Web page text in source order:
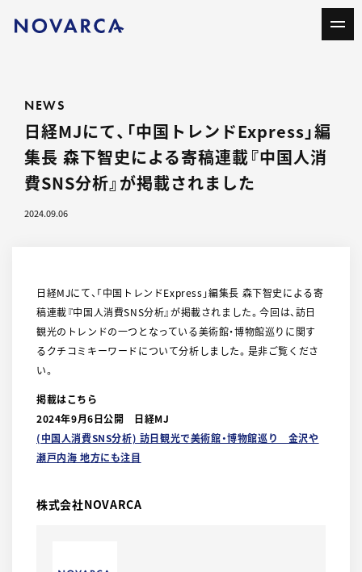
NEWS
日経MJにて、「中国トレンドExpress」編
集長 森下智史による寄稿連載『中国人消
費SNS分析』が掲載されました
2024.09.06
日経MJにて、「中国トレンドExpress」編集長 森下智史による寄
稿連載『中国人消費SNS分析』が掲載されました。今回は、訪日
観光のトレンドの一つとなっている美術館・博物館巡りに関す
るクチコミキーワードについて分析しました。是非ご覧くださ
い。
掲載はこちら
2024年9月6日公開 日経MJ
(中国人消費SNS分析) 訪日観光で美術館・博物館巡り 金沢や
瀬戸内海 地方にも注目
株式会社NOVARCA